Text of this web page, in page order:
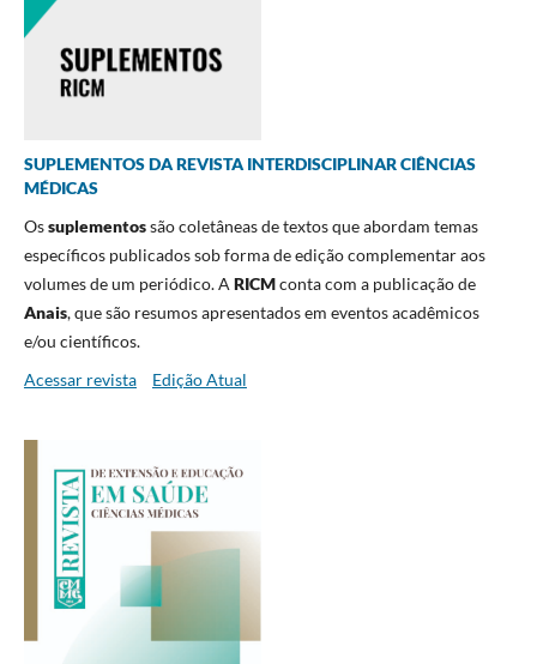
SUPLEMENTOS DA REVISTA INTERDISCIPLINAR CIÊNCIAS
MÉDICAS
Ossuplementossão coletâneas de textos que abordam temas
específicos publicados sob forma de edição complementar aos
volumes de um periódico. A RICMconta com a publicação de
Anais, que são resumos apresentados em eventos acadêmicos
e/ou científicos.
Acessar revista
Edição Atual